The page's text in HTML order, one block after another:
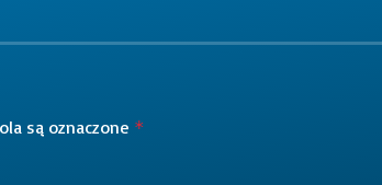
są oznaczone *